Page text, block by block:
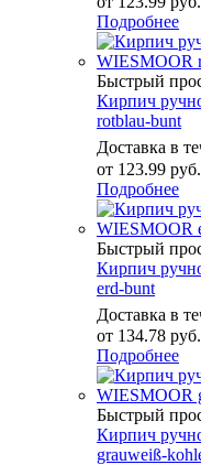
Подробнее
Быстрый
Кирпич
rotblau-bunt
Доставка в
от 123.99 руб.
Подробнее
Быстрый
Кирпич
erd-bunt
Доставка в
от 134.78 руб.
Подробнее
Быстрый
Кирпич
grauweiß-